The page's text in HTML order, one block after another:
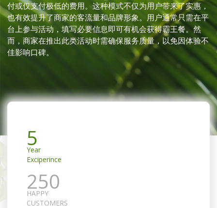
付或仅支付极低的费用。这种模式不仅为用户带来了实惠，
也有效提升了商家的客流量和品牌形象。用户通常只需在平
台上参与活动，填写必要信息即可有机会获得霸王餐。然
而，商家在推出此类活动时需确保服务质量，以免因体验不
佳影响口碑。
5
Year
Exciperince
250
HAPPY
CUSTOMERS